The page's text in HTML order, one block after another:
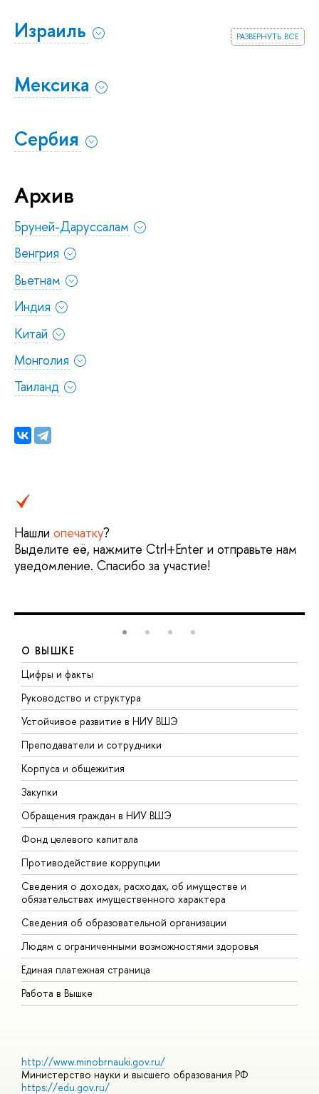
развернуть все
Израиль
Мексика
Сербия
Архив
Бруней-Даруссалам
Венгрия
Вьетнам
Индия
Китай
Монголия
Таиланд
Нашли опечатку?
Выделите её, нажмите Ctrl+Enter и отправьте нам
уведомление. Спасибо за участие!
О ВЫШКЕ
Цифры и факты
Руководство и структура
Устойчивое развитие в НИУ ВШЭ
Преподаватели и сотрудники
Корпуса и общежития
Закупки
Обращения граждан в НИУ ВШЭ
Фонд целевого капитала
Противодействие коррупции
Сведения о доходах, расходах, об имуществе и
обязательствах имущественного характера
Сведения об образовательной организации
Людям с ограниченными возможностями здоровья
Единая платежная страница
Работа в Вышке
http://www.minobrnauki.gov.ru/
Министерство науки и высшего образования РФ
https://edu.gov.ru/